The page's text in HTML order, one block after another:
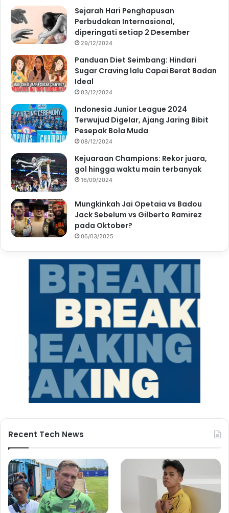
Sejarah Hari Penghapusan
Perbudakan Internasional,
diperingati setiap 2 Desember
29/12/2024
Panduan Diet Seimbang: Hindari
Sugar Craving lalu Capai Berat Badan
Ideal
03/12/2024
Indonesia Junior League 2024
Terwujud Digelar, Ajang Jaring Bibit
Pesepak Bola Muda
08/12/2024
Kejuaraan Champions: Rekor juara,
gol hingga waktu main terbanyak
16/09/2024
Mungkinkah Jai Opetaia vs Badou
Jack Sebelum vs Gilberto Ramirez
pada Oktober?
06/03/2025
Recent Tech News